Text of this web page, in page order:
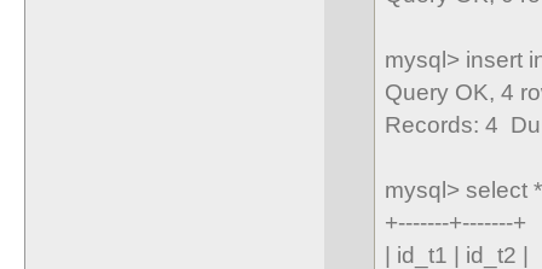
mysql> insert
Query OK, 4
Records: 4
mysql> select
+-------+-------+
| id_t1 | id_t2 |